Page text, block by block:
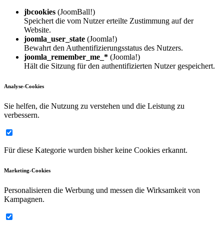
jbcookies (JoomBall!)
Speichert die vom Nutzer erteilte Zustimmung auf der
Website.
joomla_user_state (Joomla!)
Bewahrt den Authentifizierungsstatus des Nutzers.
joomla_remember_me_* (Joomla!)
Hält die Sitzung für den authentifizierten Nutzer gespeichert.
Analyse-Cookies
Sie helfen, die Nutzung zu verstehen und die Leistung zu
verbessern.
Für diese Kategorie wurden bisher keine Cookies erkannt.
Marketing-Cookies
Personalisieren die Werbung und messen die Wirksamkeit von
Kampagnen.